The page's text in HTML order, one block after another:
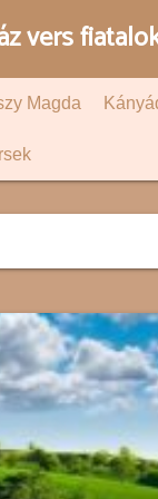
vers
Magda